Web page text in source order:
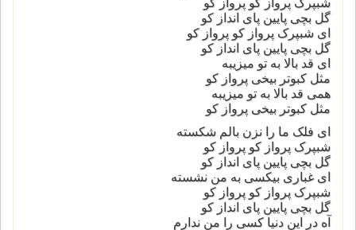
شبپرک پرواز کو پرواز کو
گل بچی پایین پای انداز کو
ای شبپرک پرواز کو پرواز کو
گل بچی پایین پای انداز کو
ای قد بالا به تو میزیبه
مثل کبوتر بیخی پرواز کو
همی قد بالا به تو میزیبه
مثل کبوتر بیخی پرواز کو
ای فلک ما را نزن بالم شکسته
شبپرک پرواز کو پرواز کو
گل بچی پایین پای انداز کو
ای غباری بیکسی به من نشسته
شبپرک پرواز کو پرواز کو
گل بچی پایین پای انداز کو
آه در این دنیا کسی را من ندارم